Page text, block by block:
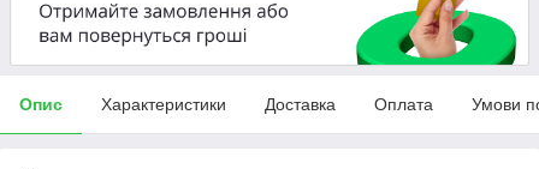
Опис Характеристики Доставка Оплата Умови